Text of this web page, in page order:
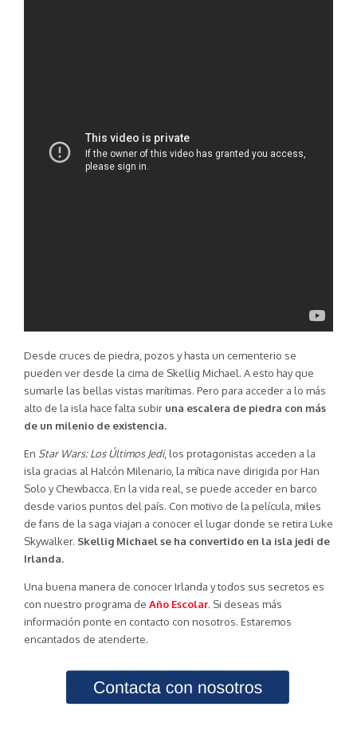
Desde cruces de piedra, pozos y hasta un cementerio se
pueden ver desde la cima de Skellig Michael. A esto hay que
sumarle las bellas vistas marítimas. Pero para acceder a lo más
alto de la isla hace falta subir una escalera de piedra con más
de un milenio de existencia.
En Star Wars: Los Últimos Jedi, los protagonistas acceden a la
isla gracias al Halcón Milenario, la mítica nave dirigida por Han
Solo y Chewbacca. En la vida real, se puede acceder en barco
desde varios puntos del país. Con motivo de la película, miles
de fans de la saga viajan a conocer el lugar donde se retira Luke
Skywalker. Skellig Michael se ha convertido en la isla jedi de
Irlanda.
Una buena manera de conocer Irlanda y todos sus secretos es
con nuestro programa de Año Escolar. Si deseas más
información ponte en contacto con nosotros. Estaremos
encantados de atenderte.